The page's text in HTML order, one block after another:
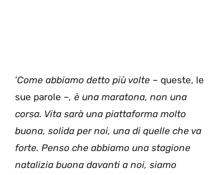
‘Come abbiamo detto più volte – queste, le
sue parole –, è una maratona, non una
corsa. Vita sarà una piattaforma molto
buona, solida per noi, una di quelle che va
forte. Penso che abbiamo una stagione
natalizia buona davanti a noi, siamo